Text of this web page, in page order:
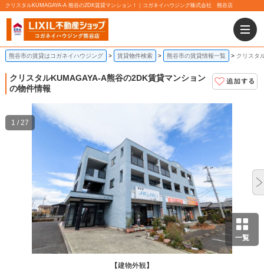
クリスタルKUMAGAYA-A 熊谷の2DK賃貸マンション！｜コガネイハウジング株式会社 熊谷店
熊谷市の賃貸はコガネイハウジング 賃貸物件検索 熊谷市の賃貸情報一覧 クリスタ
クリスタルKUMAGAYA-A熊谷の2DK賃貸マンション
の物件情報
一覧
【建物外観】
1 / 27